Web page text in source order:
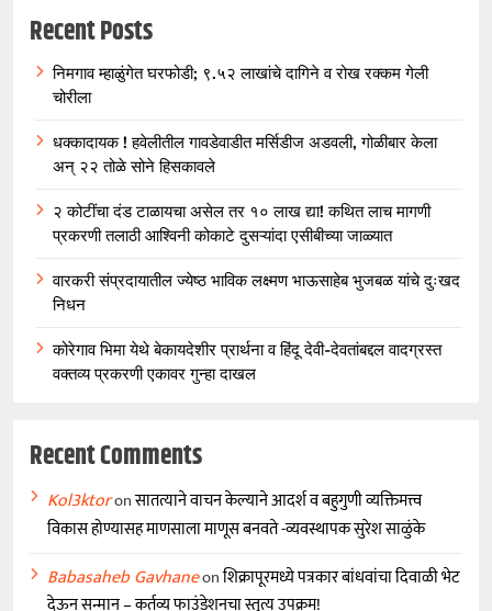
Recent Posts
निमगाव म्हाळुंगेत घरफोडी; ९.५२ लाखांचे दागिने व रोख रक्कम गेली
चोरीला
धक्कादायक ! हवेलीतील गावडेवाडीत मर्सिडीज अडवली, गोळीबार केला
अन् २२ तोळे सोने हिसकावले
२ कोटींचा दंड टाळायचा असेल तर १० लाख द्या! कथित लाच मागणी
प्रकरणी तलाठी आश्विनी कोकाटे दुसऱ्यांदा एसीबीच्या जाळ्यात
वारकरी संप्रदायातील ज्येष्ठ भाविक लक्ष्मण भाऊसाहेब भुजबळ यांचे दुःखद
निधन
कोरेगाव भिमा येथे बेकायदेशीर प्रार्थना व हिंदू देवी-देवतांबद्दल वादग्रस्त
वक्तव्य प्रकरणी एकावर गुन्हा दाखल
Recent Comments
Kol3ktoronसातत्याने वाचन केल्याने आदर्श व बहुगुणी व्यक्तिमत्त्व
विकास होण्यासह माणसाला माणूस बनवते -व्यवस्थापक सुरेश साळुंके
Babasaheb Gavhaneonशिक्रापूरमध्ये पत्रकार बांधवांचा दिवाळी भेट
देऊन सन्मान – कर्तव्य फाउंडेशनचा स्तुत्य उपक्रम!